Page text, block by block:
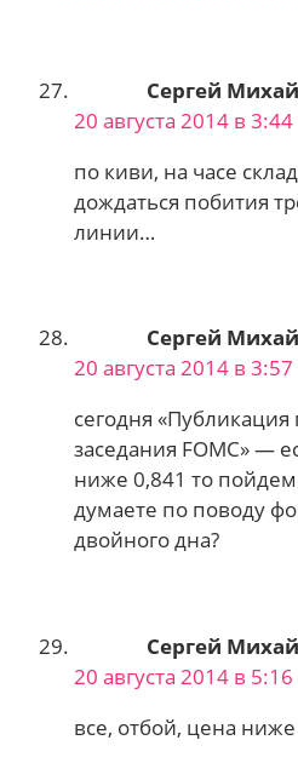
Сергей
20 августа 2014 в 3:44
по киви, на часе
дождаться побития
линии…
Сергей
20 августа 2014 в 3:57
сегодня «Публикация
заседания FOMC» —
ниже 0,841 то
думаете по поводу
двойного дна?
Сергей
20 августа 2014 в 5:16
все, отбой, цена